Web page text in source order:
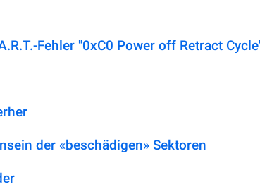
Fehler "0xC0 Power off Retract
der «beschädigen» Sektoren